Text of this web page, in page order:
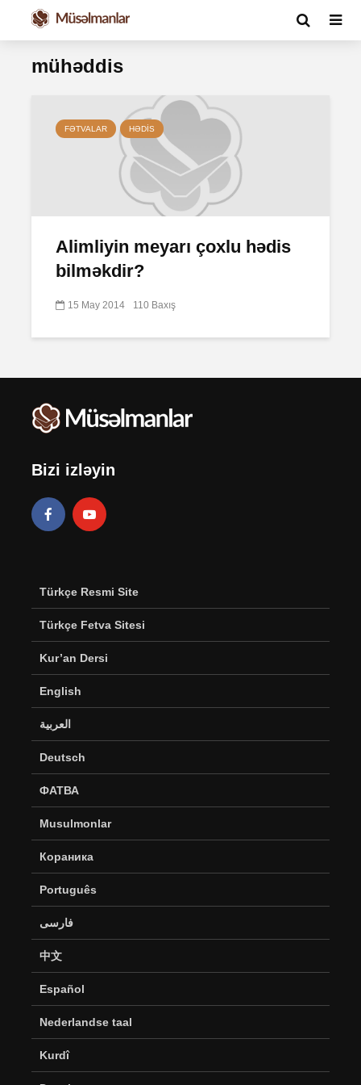
mühəddis
FƏTVALAR HƏDIS
Alimliyin meyarı çoxlu hədis
bilməkdir?
15 May 2014 110 Baxış
Bizi izləyin
Türkçe Resmi Site
Türkçe Fetva Sitesi
Kur’an Dersi
English
العربية
Deutsch
ФАТВА
Musulmonlar
Кораника
Português
فارسی
中文
Español
Nederlandse taal
Kurdî